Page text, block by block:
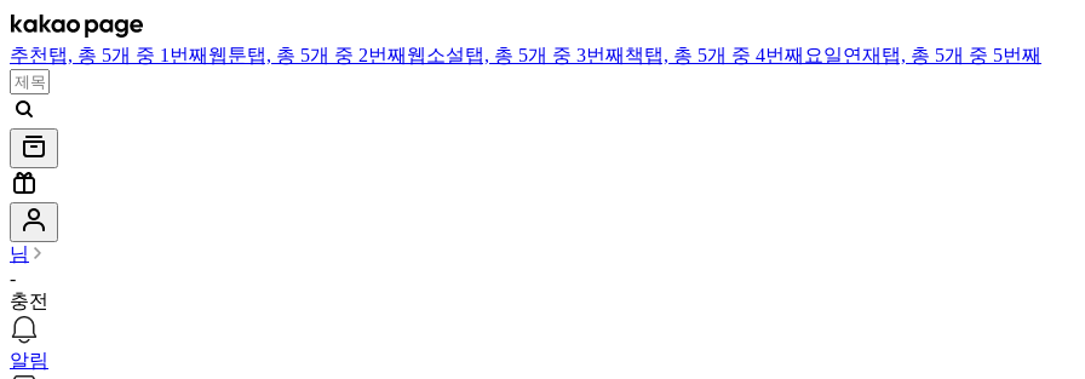
추천 탭, 총 5개 중 1번째 웹툰탭, 총 5개 중 2번째 웹소설탭, 총 5개 중 3번째 책탭, 총 5개 중 4번째 요일연재 탭, 총 5개 중 5번째
님
-
충전
알림